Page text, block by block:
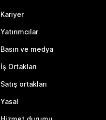
Kariyer
Yatırımcılar
Basın ve medya
İş Ortakları
Satış ortakları
Yasal